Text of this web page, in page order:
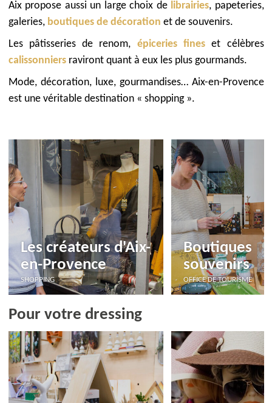
Aix propose aussi un large choix de librairies, papeteries,
galeries, boutiques de décoration et de souvenirs.
Les pâtisseries de renom, épiceries fineset célèbres
calissonniersraviront quant à eux les plus gourmands.
Mode, décoration, luxe, gourmandises… Aix-en-Provence
est une véritable destination « shopping ».
Les créateurs d'Aix-
en-Provence
SHOPPING
Boutiques
souvenirs
OFFICE DE TOURISME
Pour votre dressing